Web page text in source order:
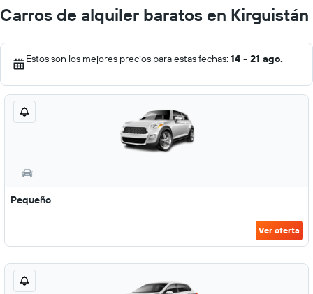
Carros de alquiler baratos en Kirguistán
Estos son los mejores precios para estas fechas: 14 - 21 ago.
Pequeño
Ver oferta